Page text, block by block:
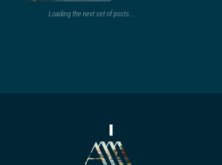
Loading the next set of posts...